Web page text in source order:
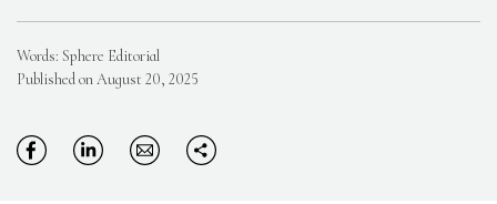
Words: Sphere Editorial
Published on August 20, 2025